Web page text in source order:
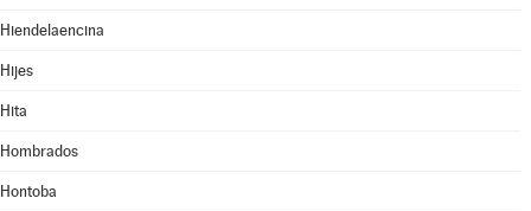
Hiendelaencina
Hijes
Hita
Hombrados
Hontoba